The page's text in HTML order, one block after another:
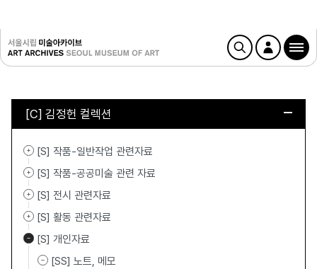
[C] 김정헌 컬렉션
[S] 작품-일반작업 관련자료
[S] 작품-공공미술 관련 자료
[S] 전시 관련자료
[S] 활동 관련자료
[S] 개인자료
[SS] 노트, 메모